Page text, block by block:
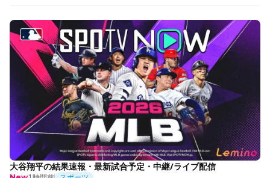
大谷翔平の結果速報・最新試合予定・中継/ライブ配信